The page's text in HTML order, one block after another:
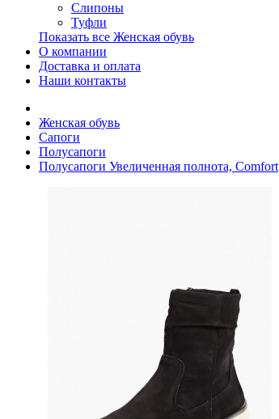
Слипоны
Туфли
Показать все Женская обувь
О компании
Доставка и оплата
Наши контакты
Женская обувь
Сапоги
Полусапоги
Полусапоги Увеличенная полнота, Comfort